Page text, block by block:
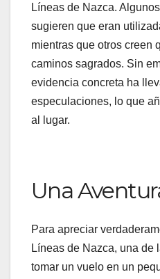
Líneas de Nazca.
sugieren que eran
mientras que otros creen
caminos sagrados. Sin
evidencia concreta ha
especulaciones, lo que
al lugar.
Una
Para apreciar
Líneas de Nazca, una de
tomar un vuelo en un